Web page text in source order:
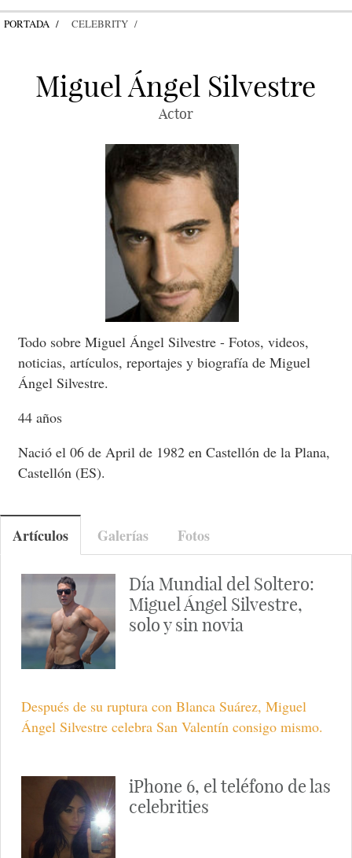
PORTADA CELEBRITY
Miguel Ángel Silvestre
Actor
Todo sobre Miguel Ángel Silvestre - Fotos, videos,
noticias, artículos, reportajes y biografía de Miguel
Ángel Silvestre.
44 años
Nació el 06 de April de 1982 en Castellón de la Plana,
Castellón (ES).
Artículos Galerías Fotos
Día Mundial del Soltero:
Miguel Ángel Silvestre,
solo y sin novia
Después de su ruptura con Blanca Suárez, Miguel
Ángel Silvestre celebra San Valentín consigo mismo.
iPhone 6, el teléfono de las
celebrities